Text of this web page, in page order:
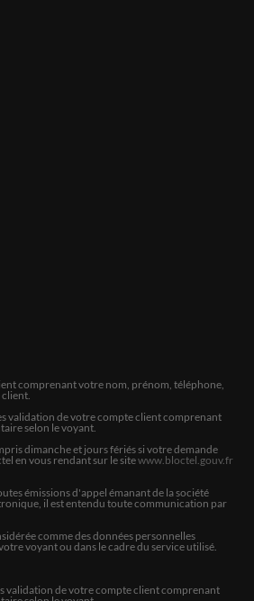
car tout ce qu'il m'apporte
comprenant votre nom, prénom, téléphone,
client.
validation de votre compte client comprenant
selon le voyant.
dimanche et jours fériés si votre demande
en vous rendant sur le sitewww.bloctel.gouv.fr
émissions d'appel émanant de la société
il est entendu toute communication par
comme des données personnelles
voyant ou dans le cadre du service utilisé.
validation de votre compte client comprenant